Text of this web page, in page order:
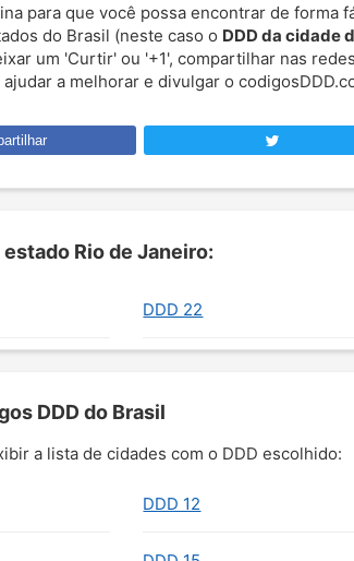
para que você possa encontrar de forma
do Brasil (neste caso o DDD da cidade
um 'Curtir' ou '+1', compartilhar nas
a melhorar e divulgar o
estado Rio de Janeiro:
DDD 22
DDD do Brasil
a lista de cidades com o DDD escolhido:
DDD 12